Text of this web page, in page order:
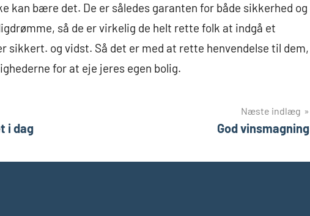
kan bære det. De er således garanten for både sikkerhed og
så de er virkelig de helt rette folk at indgå et
sikkert. og vidst. Så det er med at rette henvendelse til dem,
for at eje jeres egen bolig.
i dag
Næste indlæg
God vinsmagning